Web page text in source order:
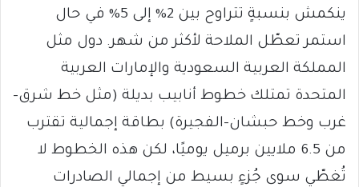
ينكمش بنسبةٍ تتراوح بين 2% إلى 5% في حال
استمر تعطّل الملاحة لأكثر من شهر. دول مثل
المملكة العربية السعودية والإمارات العربية
المتحدة تمتلك خطوط أنابيب بديلة (مثل خط شرق-
غرب وخط حبشان-الفجيرة) بطاقة إجمالية تقترب
من 6.5 ملايين برميل يوميًا، لكن هذه الخطوط لا
تُغطّي سوى جُزءٍ بسيط من إجمالي الصادرات